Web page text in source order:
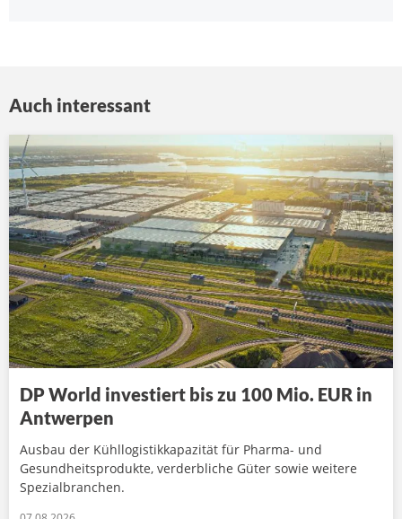
Auch interessant
DP World investiert bis zu 100 Mio. EUR in
Antwerpen
Ausbau der Kühllogistikkapazität für Pharma- und
Gesundheitsprodukte, verderbliche Güter sowie weitere
Spezialbranchen.